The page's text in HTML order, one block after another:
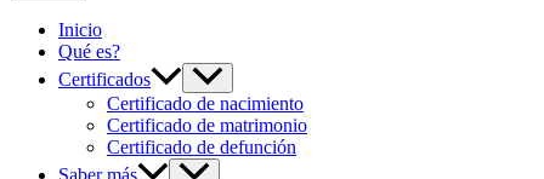
Inicio
Qué es?
Certificados
Certificado de nacimiento
Certificado de matrimonio
Certificado de defunción